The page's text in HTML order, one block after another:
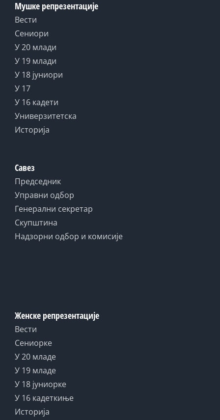
Мушке репрезентације
Вести
Сениори
У 20 млади
У 19 млади
У 18 јуниори
У 17
У 16 кадети
Универзитетска
Историја
Савез
Председник
Управни одбор
Генерални секретар
Скупштина
Надзорни одбор и комисије
Женске репрезентације
Вести
Сениорке
У 20 младе
У 19 младе
У 18 јуниорке
У 16 кадеткиње
Историја